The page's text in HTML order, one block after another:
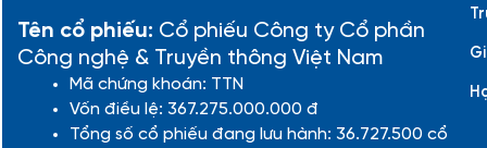
Tên cổ phiếu: Cổ phiếu Công ty Cổ phần
Công nghệ & Truyền thông Việt Nam
Mã chứng khoán: TTN
Vốn điều lệ: 367.275.000.000 đ
Tổng số cổ phiếu đang lưu hành: 36.727.500 cổ